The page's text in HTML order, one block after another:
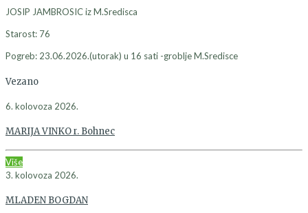
JOSIP JAMBROSIC iz M.Sredisca
Starost: 76
Pogreb: 23.06.2026.(utorak) u 16 sati -groblje M.Sredisce
Vezano
6. kolovoza 2026.
MARIJA VINKO r. Bohnec
Više
3. kolovoza 2026.
MLADEN BOGDAN